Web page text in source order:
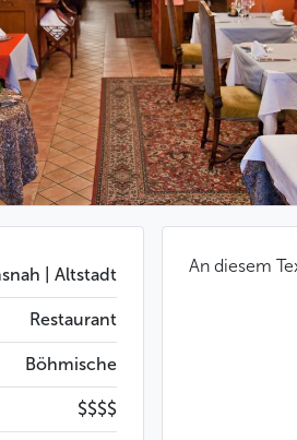
An diesem
| Altstadt
Restaurant
Böhmische
$$$$